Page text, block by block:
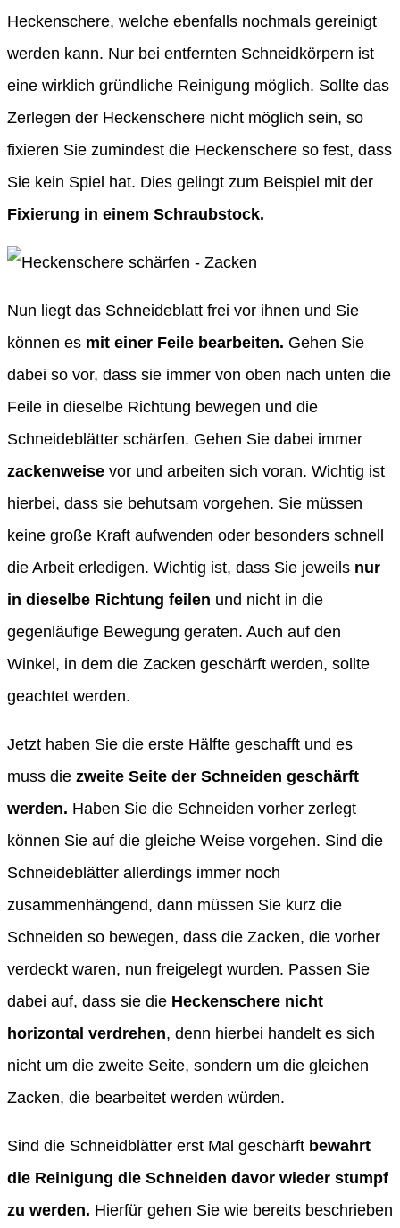
Heckenschere, welche ebenfalls nochmals gereinigt
werden kann. Nur bei entfernten Schneidkörpern ist
eine wirklich gründliche Reinigung möglich. Sollte das
Zerlegen der Heckenschere nicht möglich sein, so
fixieren Sie zumindest die Heckenschere so fest, dass
Sie kein Spiel hat. Dies gelingt zum Beispiel mit der
Fixierung in einem Schraubstock.
Nun liegt das Schneideblatt frei vor ihnen und Sie
können es mit einer Feile bearbeiten. Gehen Sie
dabei so vor, dass sie immer von oben nach unten die
Feile in dieselbe Richtung bewegen und die
Schneideblätter schärfen. Gehen Sie dabei immer
zackenweise vor und arbeiten sich voran. Wichtig ist
hierbei, dass sie behutsam vorgehen. Sie müssen
keine große Kraft aufwenden oder besonders schnell
die Arbeit erledigen. Wichtig ist, dass Sie jeweils nur
in dieselbe Richtung feilen und nicht in die
gegenläufige Bewegung geraten. Auch auf den
Winkel, in dem die Zacken geschärft werden, sollte
geachtet werden.
Jetzt haben Sie die erste Hälfte geschafft und es
muss die zweite Seite der Schneiden geschärft
werden. Haben Sie die Schneiden vorher zerlegt
können Sie auf die gleiche Weise vorgehen. Sind die
Schneideblätter allerdings immer noch
zusammenhängend, dann müssen Sie kurz die
Schneiden so bewegen, dass die Zacken, die vorher
verdeckt waren, nun freigelegt wurden. Passen Sie
dabei auf, dass sie die Heckenschere nicht
horizontal verdrehen, denn hierbei handelt es sich
nicht um die zweite Seite, sondern um die gleichen
Zacken, die bearbeitet werden würden.
Sind die Schneidblätter erst Mal geschärft bewahrt
die Reinigung die Schneiden davor wieder stumpf
zu werden. Hierfür gehen Sie wie bereits beschrieben